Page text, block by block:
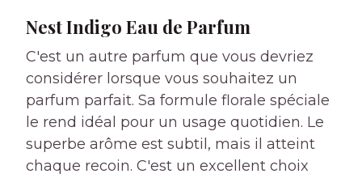
Nest Indigo Eau de Parfum
C'est un autre parfum que vous devriez
considérer lorsque vous souhaitez un
parfum parfait. Sa formule florale spéciale
le rend idéal pour un usage quotidien. Le
superbe arôme est subtil, mais il atteint
chaque recoin. C'est un excellent choix